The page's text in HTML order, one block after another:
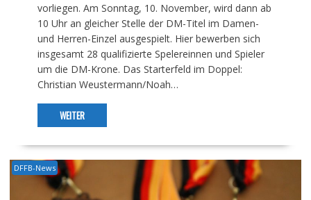
vorliegen. Am Sonntag, 10. November, wird dann ab
10 Uhr an gleicher Stelle der DM-Titel im Damen-
und Herren-Einzel ausgespielt. Hier bewerben sich
insgesamt 28 qualifizierte Spelereinnen und Spieler
um die DM-Krone. Das Starterfeld im Doppel:
Christian Weustermann/Noah…
WEITER
DFFB-News